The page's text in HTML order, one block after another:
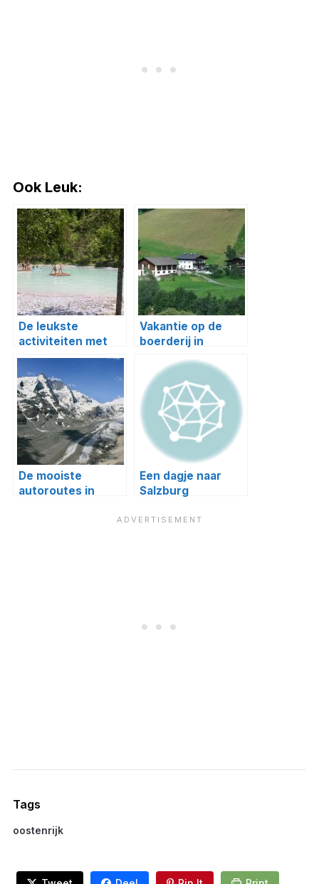
Ook Leuk:
De leukste
activiteiten met
kinderen in
Oostenrijk
(Salzburgerland en
Tirol)
Vakantie op de
boerderij in
De mooiste
autoroutes in
Een dagje naar
Salzburg
Tags
oostenrijk